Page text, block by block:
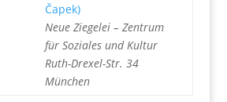
Čapek)
Neue Ziegelei – Zentrum
für Soziales und Kultur
Ruth-Drexel-Str. 34
München